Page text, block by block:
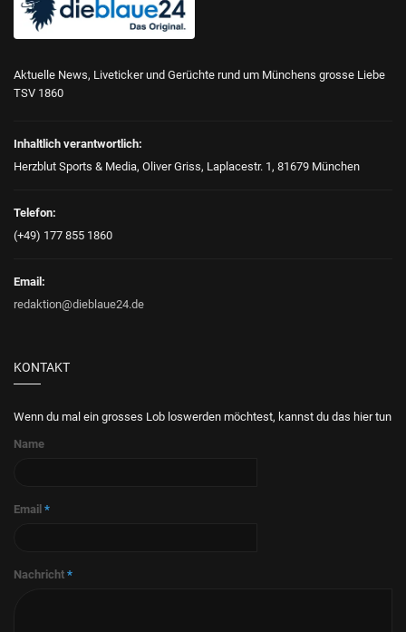
Aktuelle News, Liveticker und Gerüchte rund um Münchens grosse Liebe
TSV 1860
Inhaltlich verantwortlich:
Herzblut Sports & Media, Oliver Griss, Laplacestr. 1, 81679 München
Telefon:
(+49) 177 855 1860
Email:
redaktion@dieblaue24.de
KONTAKT
Wenn du mal ein grosses Lob loswerden möchtest, kannst du das hier tun
Name
Email *
Nachricht *